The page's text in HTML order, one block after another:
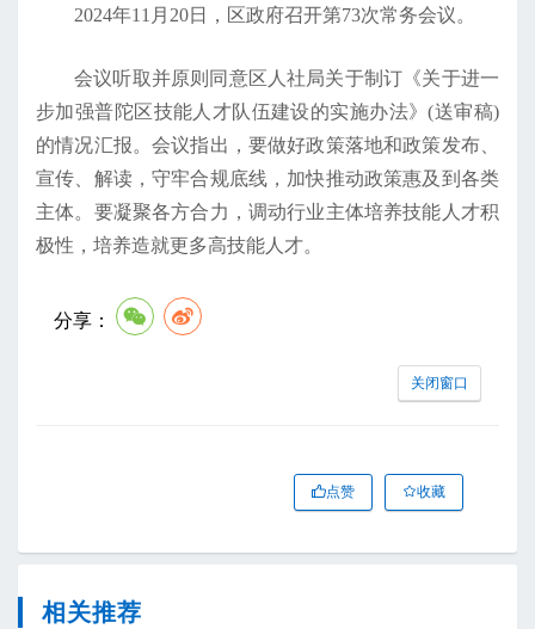
2024年11月20日，区政府召开第73次常务会议。
会议听取并原则同意区人社局关于制订《关于进一
步加强普陀区技能人才队伍建设的实施办法》(送审稿)
的情况汇报。会议指出，要做好政策落地和政策发布、
宣传、解读，守牢合规底线，加快推动政策惠及到各类
主体。要凝聚各方合力，调动行业主体培养技能人才积
极性，培养造就更多高技能人才。
分享：
关闭窗口
点赞 收藏
相关推荐